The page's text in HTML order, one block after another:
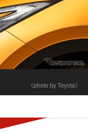
《photo by Toyota》